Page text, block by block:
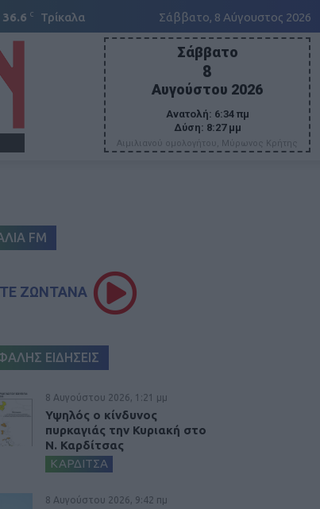
36.6 C Τρίκαλα Σάββατο, 8 Αύγουστος 2026
Σάββατο
8
Αυγούστου 2026
Ανατολή: 6:34 πμ
Δύση: 8:27 μμ
Αιμιλιανού ομολογήτου, Μύρωνος Κρήτης
FM
ΖΩΝΤΑΝΑ
ΕΙΔΗΣΕΙΣ
8 Αυγούστου 2026, 1:21 μμ
Υψηλός ο κίνδυνος
πυρκαγιάς την Κυριακή στο
Ν. Καρδίτσας
ΚΑΡΔΙΤΣΑ
8 Αυγούστου 2026, 9:42 πμ